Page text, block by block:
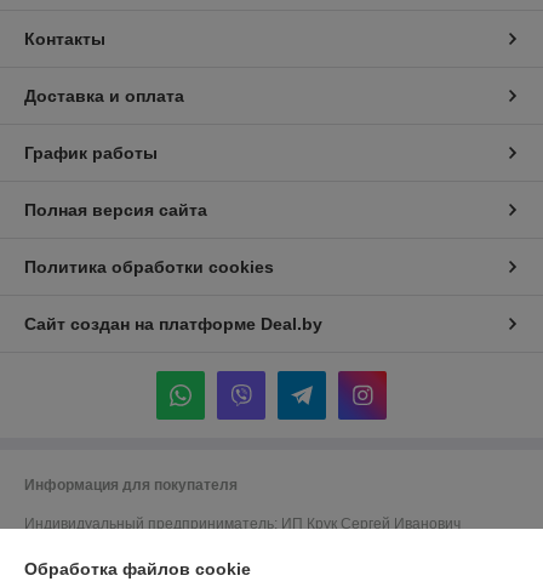
Контакты
Доставка и оплата
График работы
Полная версия сайта
Политика обработки cookies
Сайт создан на платформе Deal.by
Информация для покупателя
Индивидуальный предприниматель: ИП Крук Сергей Иванович
Регистрационный номер ЕГР: 193513378
Обработка файлов cookie